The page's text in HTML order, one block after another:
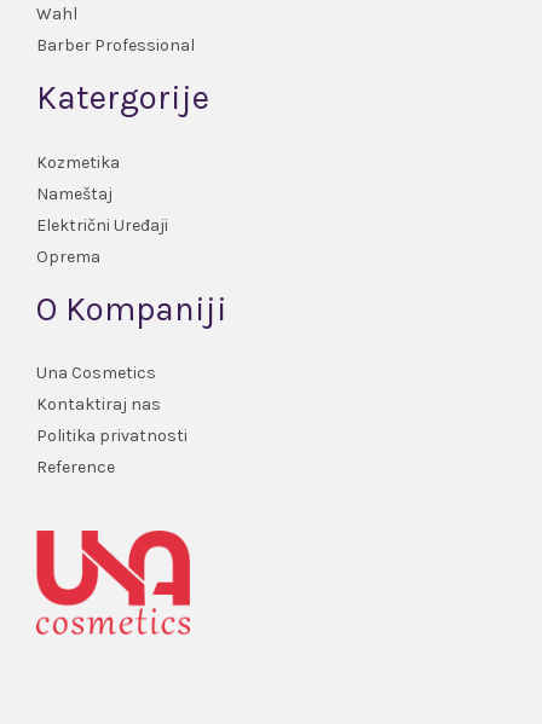
Wahl
Barber Professional
Katergorije
Kozmetika
Nameštaj
Električni Uređaji
Oprema
O Kompaniji
Una Cosmetics
Kontaktiraj nas
Politika privatnosti
Reference